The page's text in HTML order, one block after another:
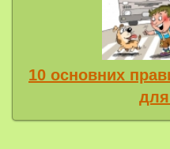
10 основних
для